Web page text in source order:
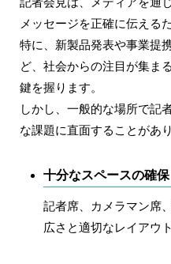
メッセージを正確に伝える
特に、新製品発表や事業提
ど、社会からの注目が集ま
鍵を握ります。
しかし、一般的な場所で記
な課題に直面することがあり
十分なスペースの確保
記者席、カメラマン席
広さと適切なレイアウ